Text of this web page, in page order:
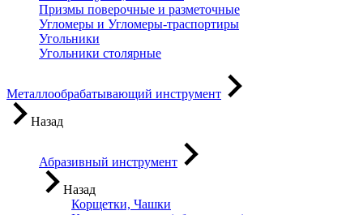
Призмы поверочные и разметочные
Угломеры и Угломеры-траспортиры
Угольники
Угольники столярные
Металлообрабатывающий инструмент
Назад
Абразивный инструмент
Назад
Корщетки, Чашки